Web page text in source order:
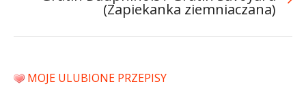
(Zapiekanka ziemniaczana)
MOJE ULUBIONE PRZEPISY